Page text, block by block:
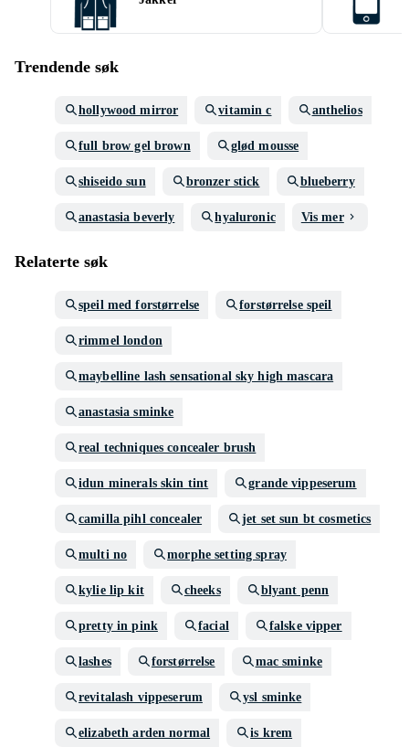
Trendende søk
hollywood mirror vitamin c anthelios
full brow gel brown glød mousse
shiseido sun bronzer stick blueberry
anastasia beverly hyaluronic Vis mer
Relaterte søk
speil med forstørrelse forstørrelse speil
rimmel london
maybelline lash sensational sky high mascara
anastasia sminke
real techniques concealer brush
idun minerals skin tint grande vippeserum
camilla pihl concealer jet set sun bt cosmetics
multi no morphe setting spray
kylie lip kit cheeks blyant penn
pretty in pink facial falske vipper
lashes forstørrelse mac sminke
revitalash vippeserum ysl sminke
elizabeth arden normal is krem